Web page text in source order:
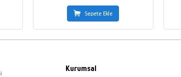
Sepete Ekle
Kurumsal